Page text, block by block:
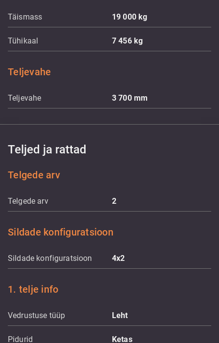
Täismass 19 000kg
Tühikaal 7 456 kg
Teljevahe
Teljevahe 3 700 mm
Teljed ja rattad
Telgede arv
Telgede arv 2
Sildade konfiguratsioon
Sildade konfiguratsioon 4x2
1. telje info
Vedrustuse tüüp Leht
Pidurid Ketas